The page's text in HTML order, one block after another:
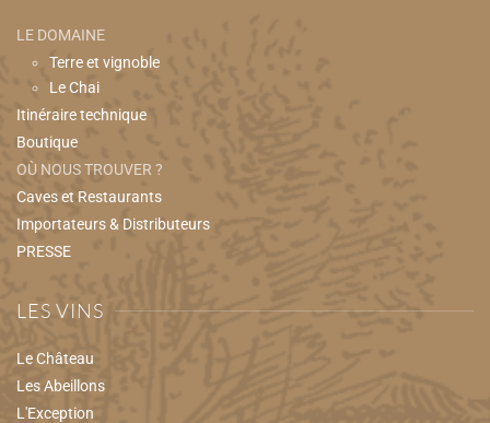
LE DOMAINE
Terre et vignoble
Le Chai
Itinéraire technique
Boutique
OÙ NOUS TROUVER ?
Caves et Restaurants
Importateurs & Distributeurs
PRESSE
LES VINS
Le Château
Les Abeillons
L'Exception